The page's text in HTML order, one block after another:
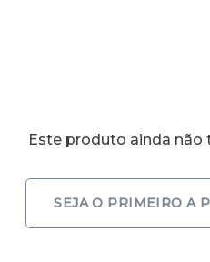
Este produto ainda não
SEJA O PRIMEIRO A